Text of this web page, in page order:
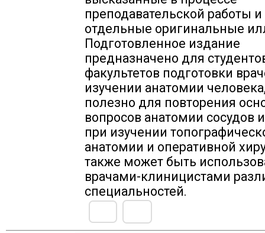
преподавательской работы
отдельные оригинальные
Подготовленное издание
предназначено для
факультетов подготовки
изучении анатомии
полезно для повторения
вопросов анатомии сосудов
при изучении
анатомии и оперативной
также может быть
врачами-клиницистами
специальностей.